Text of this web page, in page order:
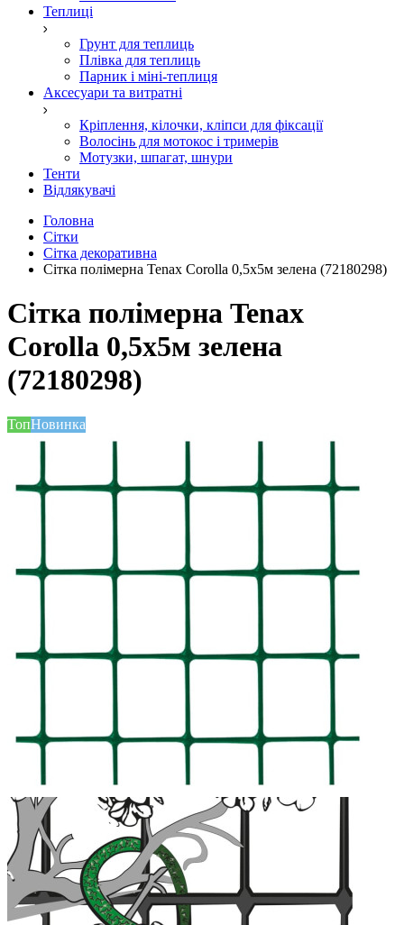
Теплиці
Грунт для теплиць
Плівка для теплиць
Парник і міні-теплиця
Аксесуари та витратні
Кріплення, кілочки, кліпси для фіксації
Волосінь для мотокос і тримерів
Мотузки, шпагат, шнури
Тенти
Відлякувачі
Головна
Сітки
Сітка декоративна
Сітка полімерна Tenax Corolla 0,5х5м зелена (72180298)
Сітка полімерна Tenax
Corolla 0,5х5м зелена
(72180298)
ТопНовинка